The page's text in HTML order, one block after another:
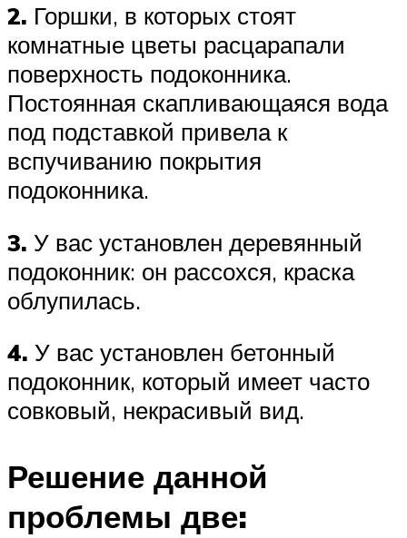
2. Горшки, в которых стоят
комнатные цветы расцарапали
поверхность подоконника.
Постоянная скапливающаяся вода
под подставкой привела к
вспучиванию покрытия
подоконника.
3. У вас установлен деревянный
подоконник: он рассохся, краска
облупилась.
4. У вас установлен бетонный
подоконник, который имеет часто
совковый, некрасивый вид.
Решение данной
проблемы две: